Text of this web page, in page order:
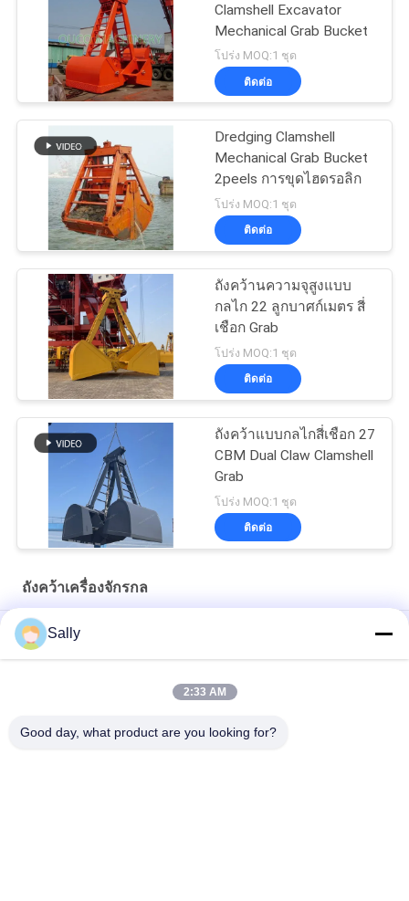
Clamshell Excavator
Mechanical Grab Bucket
โปร่ง MOQ:1 ชุด
ติดต่อ
Dredging Clamshell
Mechanical Grab Bucket
2peels การขุดไฮดรอลิก
โปร่ง MOQ:1 ชุด
ติดต่อ
ถังคว้านความจุสูงแบบ
กลไก 22 ลูกบาศก์เมตร สี่
เชือก Grab
โปร่ง MOQ:1 ชุด
ติดต่อ
ถังคว้าแบบกลไกสี่เชือก 27
CBM Dual Claw Clamshell
Grab
โปร่ง MOQ:1 ชุด
ติดต่อ
ถังคว้าเครื่องจักรกล
การขุดลอกแบบฝาหอยไฮดรอลิก
Sally
2:33 AM
Good day, what product are you looking for?